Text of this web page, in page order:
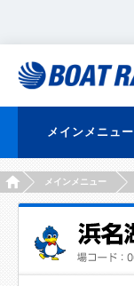
メインメニュー
HOMEメインメニュー